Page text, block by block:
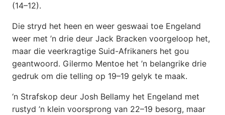
(14–12).
Die stryd het heen en weer geswaai toe Engeland
weer met ’n drie deur Jack Bracken voorgeloop het,
maar die veerkragtige Suid-Afrikaners het gou
geantwoord. Gilermo Mentoe het ’n belangrike drie
gedruk om die telling op 19–19 gelyk te maak.
‘n Strafskop deur Josh Bellamy het Engeland met
rustyd ’n klein voorsprong van 22–19 besorg, maar